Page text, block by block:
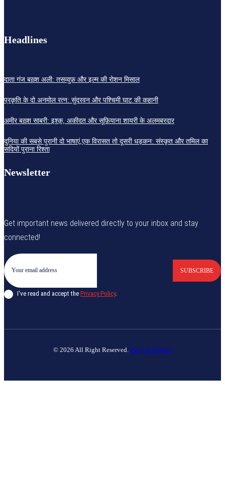
Headlines
दाता गंज बख़्श अली: तसव्वुफ़ और इल्म की रोशन मिसाल
प्रकृति के दो अनमोल रत्न: सुंदरवन और पश्चिमी घाट की कहानी
अमीर बख़्श साबरी: इश्क़, अकीदत और सूफ़ियाना शायरी के अलमबरदार
दुनिया की सबसे पुरानी दो भाषाएं,एक विरासत तो दूसरी धड़कन: संस्कृत और तमिल का
सदियों पुराना रिश्ता
Newsletter
Get important news delivered directly to your inbox and stay
connected!
SUBSCRIBE
I've read and accept the Privacy Policy.
© 2026 All Right Reserved. Banyan Digital